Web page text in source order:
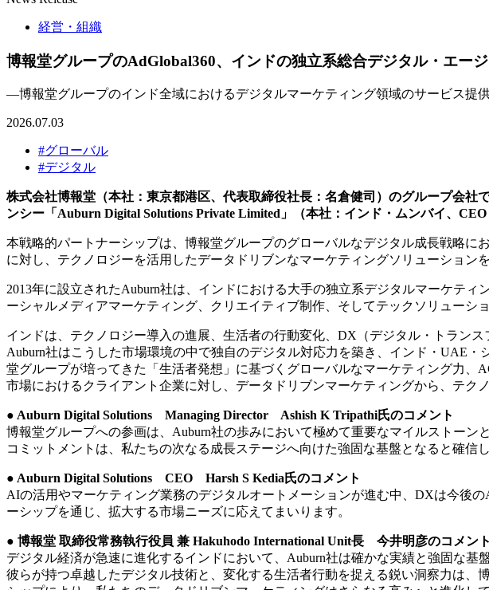
経営・組織
博報堂グループのAdGlobal360、インドの独立系総合デジタル・エー
―博報堂グループのインド全域におけるデジタルマーケティング領域のサービス提
2026.07.03
#グローバル
#デジタル
株式会社博報堂（本社：東京都港区、代表取締役社長：名倉健司）のグループ会
ンシー「Auburn Digital Solutions Private Limited」（本社：インド・ムンバイ、
本戦略的パートナーシップは、博報堂グループのグローバルなデジタル成長戦略
に対し、テクノロジーを活用したデータドリブンなマーケティングソリューション
2013年に設立されたAuburn社は、インドにおける大手の独立系デジタルマーケテ
ーシャルメディアマーケティング、クリエイティブ制作、そしてテックソリューシ
インドは、テクノロジー導入の進展、生活者の行動変化、DX（デジタル・トラン
Auburn社はこうした市場環境の中で独自のデジタル対応力を築き、インド・UAE
堂グループが培ってきた「生活者発想」に基づくグローバルなマーケティング力
市場におけるクライアント企業に対し、データドリブンマーケティングから、テク
● Auburn Digital Solutions Managing Director Ashish K Tripathi氏のコメント
博報堂グループへの参画は、Auburn社の歩みにおいて極めて重要なマイルストー
コミットメントは、私たちの次なる成長ステージへ向けた強固な基盤となると確信し
● Auburn Digital Solutions CEO Harsh S Kedia氏のコメント
AIの活用やマーケティング業務のデジタルオートメーションが進む中、DXは今後
ーシップを通じ、拡大する市場ニーズに応えてまいります。
● 博報堂 取締役常務執行役員 兼 Hakuhodo International Unit長 今井明彦のコメント
デジタル経済が急速に進化するインドにおいて、Auburn社は確かな実績と強固な基
彼らが持つ卓越したデジタル技術と、変化する生活者行動を捉える鋭い洞察力は